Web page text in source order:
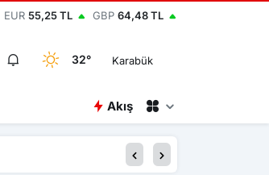
EUR 55,25 TL GBP 64,48 TL
32° Karabük
Akış
00:45 Karabük’te hafif